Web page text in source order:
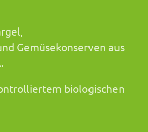
Gemüsekonserven aus
biologischen